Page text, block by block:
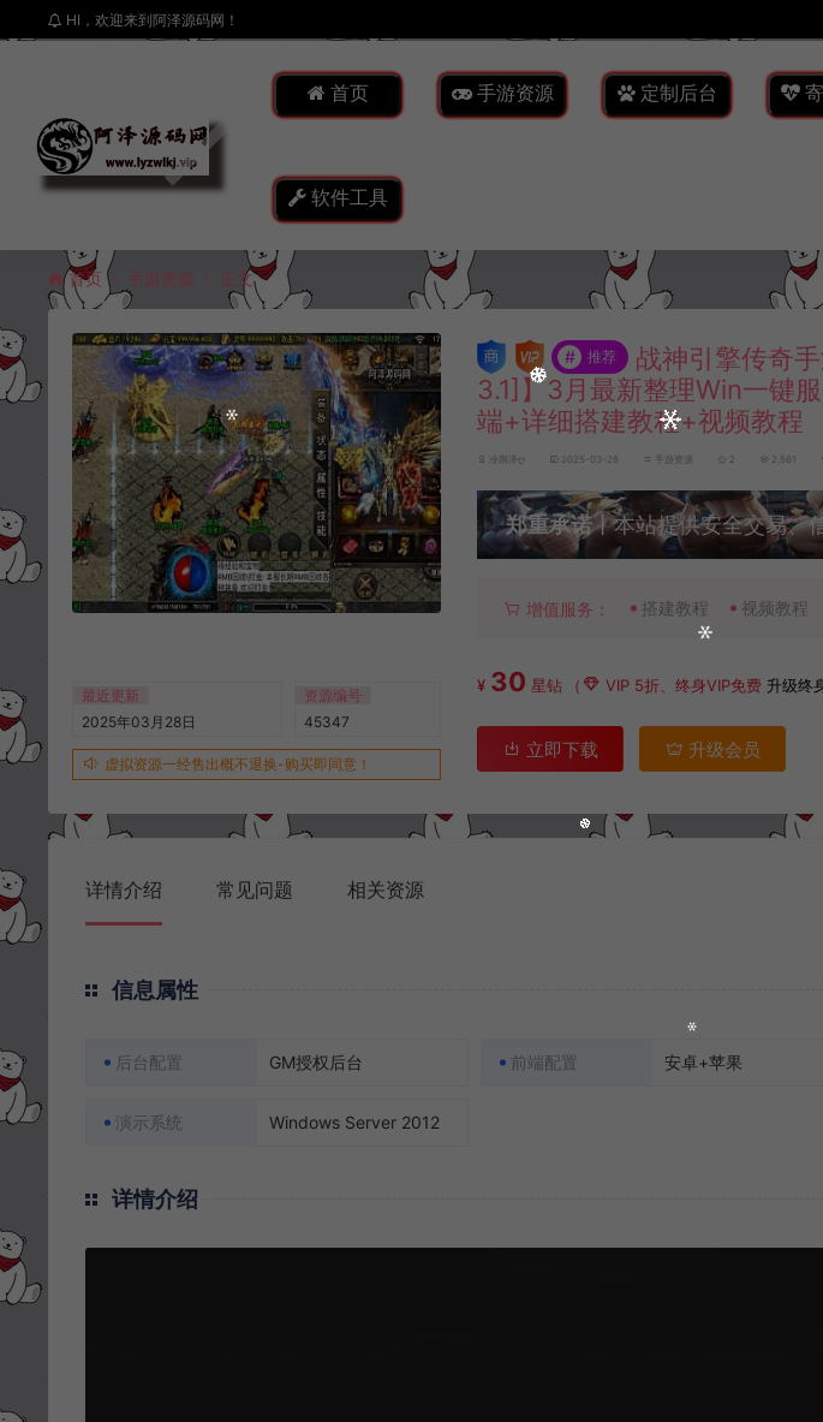
HI，欢迎来到阿泽源码网！
首页 手游资源 定制后台
软件工具
首页 手游资源 正文
最近更新
2025年03月28日
资源编号
45347
虚拟资源一经售出概不退换-购买即同意！
# 推荐
战神引擎传奇
3.1]】3月最新整理Win一键
端+详细搭建教程+视频教程
冷雨泽ღ 2025-03-28 手游资源 2 2,561
郑重承诺丨本站提供安全交易
增值服务： 搭建教程 视频教程
¥ 30 星钻 （ VIP 5折、终身VIP免费 升级终
立即下载 升级会员
详情介绍 常见问题 相关资源
信息属性
后台配置 GM授权后台 前端配置 安卓+苹果
演示系统 Windows Server 2012
详情介绍